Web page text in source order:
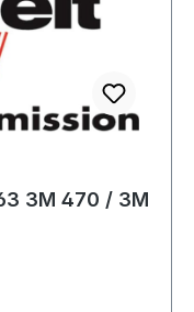
3M 470 / 3M